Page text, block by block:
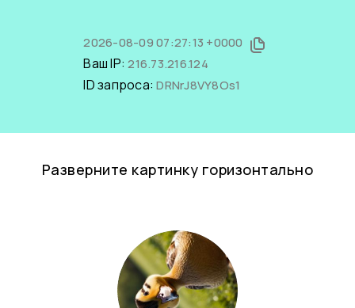
2026-08-09 07:27:13 +0000
Ваш IP:216.73.216.124
ID запроса:DRNrJ8VY8Os1
Разверните картинку горизонтально